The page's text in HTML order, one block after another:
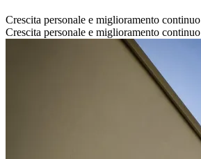
Crescita personale e miglioramento continuo
Crescita personale e miglioramento continuo